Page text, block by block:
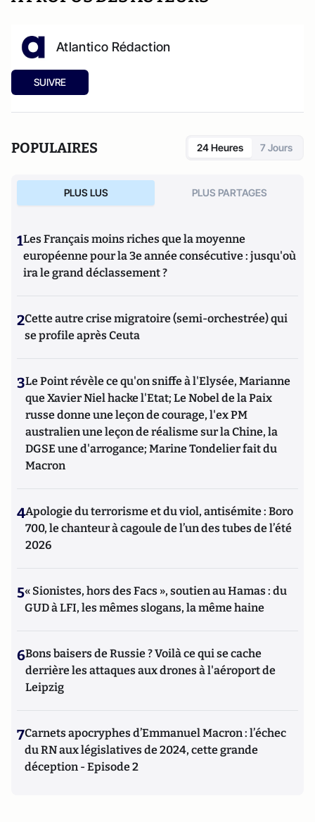
Atlantico Rédaction
SUIVRE
POPULAIRES 24 Heures 7 Jours
PLUS LUS PLUS PARTAGES
1Les Français moins riches que la moyenne
européenne pour la 3e année consécutive : jusqu'où
ira le grand déclassement ?
2Cette autre crise migratoire (semi-orchestrée) qui
se profile après Ceuta
3Le Point révèle ce qu'on sniffe à l'Elysée, Marianne
que Xavier Niel hacke l'Etat; Le Nobel de la Paix
russe donne une leçon de courage, l'ex PM
australien une leçon de réalisme sur la Chine, la
DGSE une d'arrogance; Marine Tondelier fait du
Macron
4Apologie du terrorisme et du viol, antisémite : Boro
700, le chanteur à cagoule de l’un des tubes de l’été
2026
5« Sionistes, hors des Facs », soutien au Hamas : du
GUD à LFI, les mêmes slogans, la même haine
6Bons baisers de Russie ? Voilà ce qui se cache
derrière les attaques aux drones à l'aéroport de
Leipzig
7Carnets apocryphes d’Emmanuel Macron : l’échec
du RN aux législatives de 2024, cette grande
déception - Episode 2